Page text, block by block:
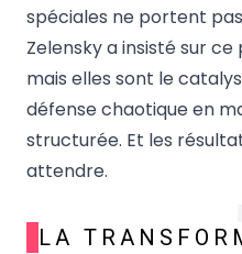
spéciales ne portent
Zelensky a insisté sur
mais elles sont le
défense chaotique en
structurée. Et les
attendre.
LA